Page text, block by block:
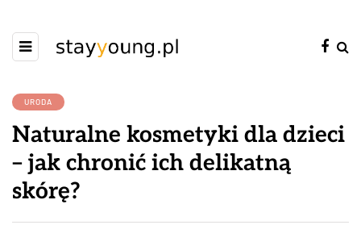
URODA
Naturalne kosmetyki dla dzieci
– jak chronić ich delikatną
skórę?